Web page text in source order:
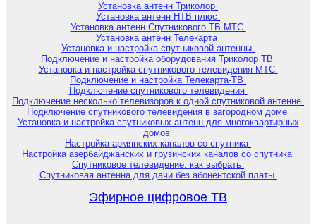
Установка антенн Триколор
Установка антенн НТВ плюс
Установка антенн Спутникового ТВ МТС
Установка антенн Телекарта
Установка и настройка спутниковой антенны
Подключение и настройка оборудования Триколор ТВ
Установка и настройка спутникового телевидения МТС
Подключение и настройка Телекарта-ТВ
Подключение спутникового телевидения
Подключение несколько телевизоров к одной спутниковой антенне
Подключение спутникового телевидения в загородном доме
Установка и настройка спутниковых антенн для многоквартирных
домов
Настройка армянских каналов со спутника
Настройка азербайджанских и грузинских каналов со спутника
Спутниковое телевидение: как выбрать
Спутниковая антенна для дачи без абонентской платы
Эфирное цифровое ТВ